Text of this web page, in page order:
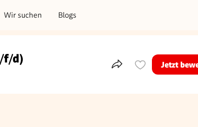
Wir suchen Blogs
f/d)
Teile dieses Inserat
Jetzt